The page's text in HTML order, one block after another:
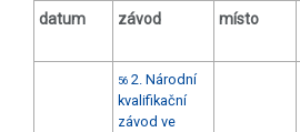
datum závod místo
56 2. Národní
kvalifikační
závod ve